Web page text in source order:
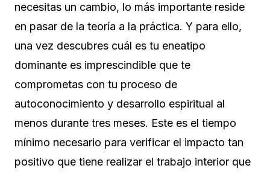
necesitas un cambio, lo más importante reside
en pasar de la teoría a la práctica. Y para ello,
una vez descubres cuál es tu eneatipo
dominante es imprescindible que te
comprometas con tu proceso de
autoconocimiento y desarrollo espiritual al
menos durante tres meses. Este es el tiempo
mínimo necesario para verificar el impacto tan
positivo que tiene realizar el trabajo interior que